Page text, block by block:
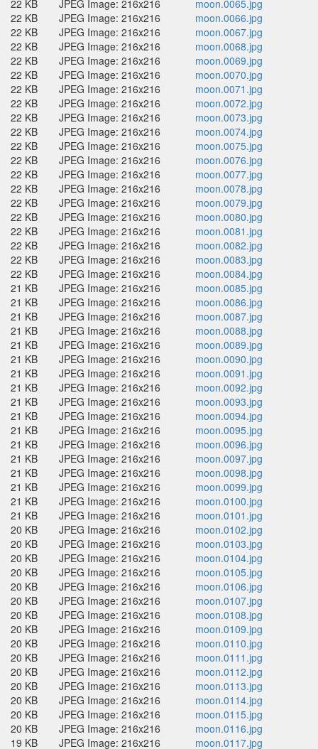
22 KB
JPEG Image: 216x216
moon.0065.jpg
22 KB
JPEG Image: 216x216
moon.0066.jpg
22 KB
JPEG Image: 216x216
moon.0067.jpg
22 KB
JPEG Image: 216x216
moon.0068.jpg
22 KB
JPEG Image: 216x216
moon.0069.jpg
22 KB
JPEG Image: 216x216
moon.0070.jpg
22 KB
JPEG Image: 216x216
moon.0071.jpg
22 KB
JPEG Image: 216x216
moon.0072.jpg
22 KB
JPEG Image: 216x216
moon.0073.jpg
22 KB
JPEG Image: 216x216
moon.0074.jpg
22 KB
JPEG Image: 216x216
moon.0075.jpg
22 KB
JPEG Image: 216x216
moon.0076.jpg
22 KB
JPEG Image: 216x216
moon.0077.jpg
22 KB
JPEG Image: 216x216
moon.0078.jpg
22 KB
JPEG Image: 216x216
moon.0079.jpg
22 KB
JPEG Image: 216x216
moon.0080.jpg
22 KB
JPEG Image: 216x216
moon.0081.jpg
22 KB
JPEG Image: 216x216
moon.0082.jpg
22 KB
JPEG Image: 216x216
moon.0083.jpg
22 KB
JPEG Image: 216x216
moon.0084.jpg
21 KB
JPEG Image: 216x216
moon.0085.jpg
21 KB
JPEG Image: 216x216
moon.0086.jpg
21 KB
JPEG Image: 216x216
moon.0087.jpg
21 KB
JPEG Image: 216x216
moon.0088.jpg
21 KB
JPEG Image: 216x216
moon.0089.jpg
21 KB
JPEG Image: 216x216
moon.0090.jpg
21 KB
JPEG Image: 216x216
moon.0091.jpg
21 KB
JPEG Image: 216x216
moon.0092.jpg
21 KB
JPEG Image: 216x216
moon.0093.jpg
21 KB
JPEG Image: 216x216
moon.0094.jpg
21 KB
JPEG Image: 216x216
moon.0095.jpg
21 KB
JPEG Image: 216x216
moon.0096.jpg
21 KB
JPEG Image: 216x216
moon.0097.jpg
21 KB
JPEG Image: 216x216
moon.0098.jpg
21 KB
JPEG Image: 216x216
moon.0099.jpg
21 KB
JPEG Image: 216x216
moon.0100.jpg
21 KB
JPEG Image: 216x216
moon.0101.jpg
20 KB
JPEG Image: 216x216
moon.0102.jpg
20 KB
JPEG Image: 216x216
moon.0103.jpg
20 KB
JPEG Image: 216x216
moon.0104.jpg
20 KB
JPEG Image: 216x216
moon.0105.jpg
20 KB
JPEG Image: 216x216
moon.0106.jpg
20 KB
JPEG Image: 216x216
moon.0107.jpg
20 KB
JPEG Image: 216x216
moon.0108.jpg
20 KB
JPEG Image: 216x216
moon.0109.jpg
20 KB
JPEG Image: 216x216
moon.0110.jpg
20 KB
JPEG Image: 216x216
moon.0111.jpg
20 KB
JPEG Image: 216x216
moon.0112.jpg
20 KB
JPEG Image: 216x216
moon.0113.jpg
20 KB
JPEG Image: 216x216
moon.0114.jpg
20 KB
JPEG Image: 216x216
moon.0115.jpg
20 KB
JPEG Image: 216x216
moon.0116.jpg
19 KB
JPEG Image: 216x216
moon.0117.jpg